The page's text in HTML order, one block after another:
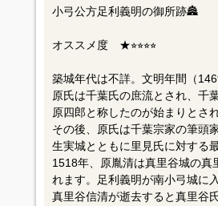
小弓公方足利義明の御所跡🏯
オススメ度 ★⭐︎⭐︎⭐︎⭐︎
築城年代は不詳。文明年間（
原氏は千葉氏の庶流とされ、千
原四郎と称したのが始まりとされ
その後、原氏は千葉宗家の筆頭
生実城とともに里見氏に対する
1518年、原胤清は真里谷城の真
れます。足利義明が南小弓城に
真里谷信清が逝去すると真里谷